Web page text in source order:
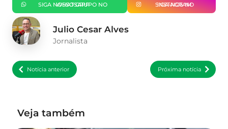
SIGA NOSSO GRUPO NO WHATSAPP SIGA-NOS NO INSTAGRAM
Julio Cesar Alves
Jornalista
Notícia anterior Próxima notícia
Veja também